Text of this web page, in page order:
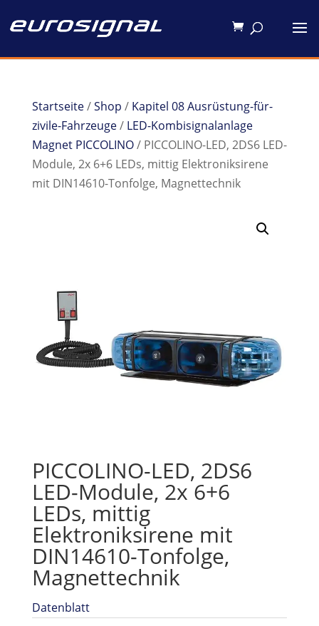
Startseite/Shop / Kapitel 08 Ausrüstung-für-
zivile-Fahrzeuge/ LED-Kombisignalanlage
Magnet PICCOLINO/ PICCOLINO-LED, 2DS6 LED-
Module, 2x 6+6 LEDs, mittig Elektroniksirene
mit DIN14610-Tonfolge, Magnettechnik
PICCOLINO-LED, 2DS6
LED-Module, 2x 6+6
LEDs, mittig
Elektroniksirene mit
DIN14610-Tonfolge,
Magnettechnik
Datenblatt